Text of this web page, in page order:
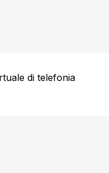
di telefonia